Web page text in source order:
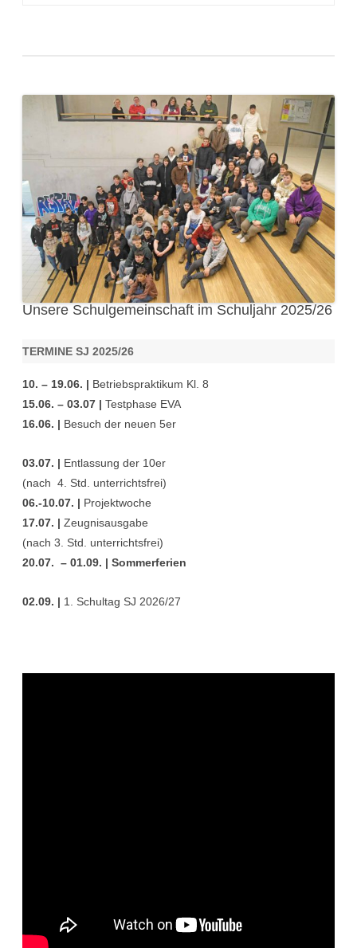
Unsere Schulgemeinschaft im Schuljahr 2025/26
TERMINE SJ 2025/26
10. – 19.06. | Betriebspraktikum Kl. 8
15.06. – 03.07 | Testphase EVA
16.06. | Besuch der neuen 5er
03.07. | Entlassung der 10er
(nach 4. Std. unterrichtsfrei)
06.-10.07. | Projektwoche
17.07. | Zeugnisausgabe
(nach 3. Std. unterrichtsfrei)
20.07. – 01.09. | Sommerferien
02.09. | 1. Schultag SJ 2026/27